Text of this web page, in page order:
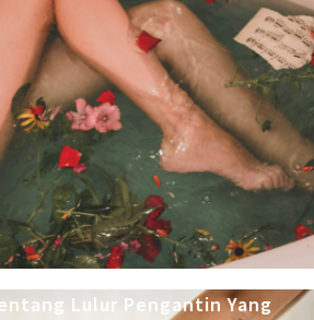
Lulur Pengantin Yang